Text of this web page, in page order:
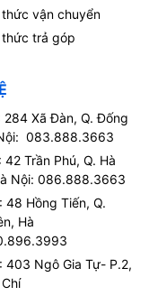
vận chuyển
thức trả góp
284 Xã Đàn, Q. Đống
083.888.3663
42 Trần Phú, Q. Hà
Nội: 086.888.3663
48 Hồng Tiến, Q.
Hà
403 Ngô Gia Tự- P.2,